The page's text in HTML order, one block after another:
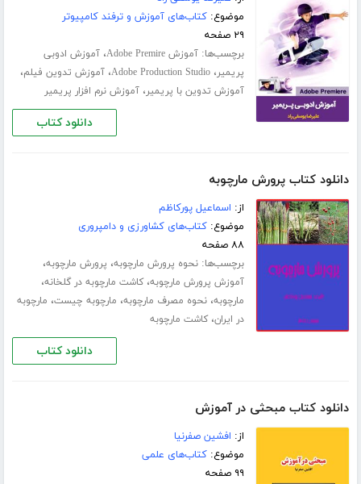
موضوع:کتاب‌های آموزش و ترفند کامپیوتر
۲۹ صفحه
برچسب‌ها:آموزش Adobe Premire ،آموزش ادوبی
پریمیر،Adobe Production Studio،آموزش تدوین فیلم،
آموزش تدوین با پریمیر،آموزش نرم افزار پریمیر
دانلود کتاب
دانلود کتاب پرورش مارچوبه
از: اسماعیل پورکاظم
موضوع:کتاب‌های کشاورزی و دامپروری
۸۸ صفحه
برچسب‌ها:نحوه پرورش مارچوبه، پرورش مارچوبه،
آموزش پرورش مارچوبه،کاشت مارچوبه در گلخانه،
مارچوبه،نحوه مصرف مارچوبه، مارچوبه چیست، مارچوبه
در ایران،کاشت مارچوبه
دانلود کتاب
دانلود کتاب مبحثی در آموزش
از: افشین صفرنیا
موضوع:کتاب‌های علمی
۹۹ صفحه